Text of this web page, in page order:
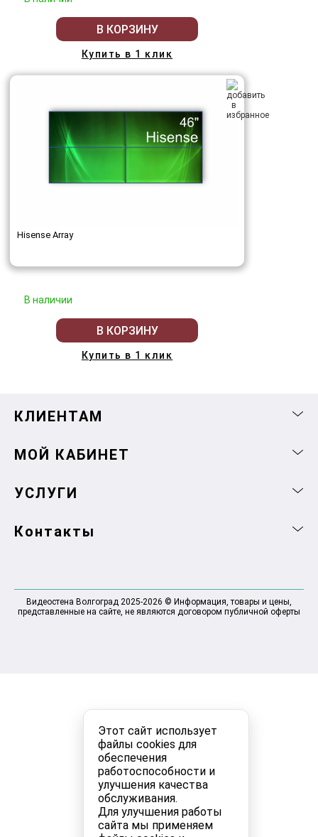
Этот сайт использует
файлы cookies для
обеспечения
работоспособности и
улучшения качества
обслуживания.
Для улучшения работы
сайта мы применяем
В КОРЗИНУ
Купить в 1 клик
Hisense Array
В наличии
В КОРЗИНУ
Купить в 1 клик
КЛИЕНТАМ
МОЙ КАБИНЕТ
УСЛУГИ
Контакты
Видеостена Волгоград 2025-2026 © Информация, товары и цены,
представленные на сайте, не являются договором публичной оферты